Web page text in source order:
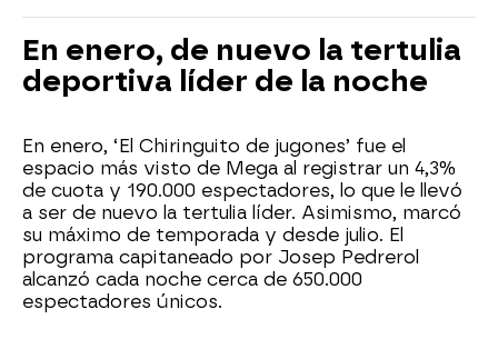
En enero, de nuevo la tertulia
deportiva líder de la noche
En enero, ‘El Chiringuito de jugones’ fue el
espacio más visto de Mega al registrar un 4,3%
de cuota y 190.000 espectadores, lo que le llevó
a ser de nuevo la tertulia líder. Asimismo, marcó
su máximo de temporada y desde julio. El
programa capitaneado por Josep Pedrerol
alcanzó cada noche cerca de 650.000
espectadores únicos.